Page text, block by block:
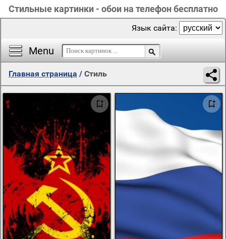
Стильные картинки - обои на телефон бесплатно
Menu
Язык сайта:
Главная страница / Стиль